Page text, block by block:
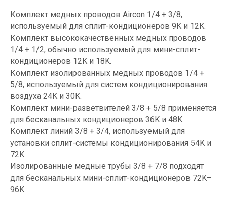
Комплект медных проводов Aircon 1/4 + 3/8,
используемый для сплит-кондиционеров 9K и 12K.
Комплект высококачественных медных проводов
1/4 + 1/2, обычно используемый для мини-сплит-
кондиционеров 12K и 18K.
Комплект изолированных медных проводов 1/4 +
5/8, используемый для систем кондиционирования
воздуха 24K и 30K.
Комплект мини-разветвителей 3/8 + 5/8 применяется
для бесканальных кондиционеров 36K и 48K.
Комплект линий 3/8 + 3/4, используемый для
установки сплит-системы кондиционирования 54K и
72K.
Изолированные медные трубы 3/8 + 7/8 подходят
для бесканальных мини-сплит-кондиционеров 72K–
96K.